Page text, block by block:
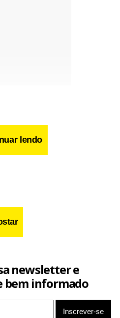
lendo
newsletter e
bem informado